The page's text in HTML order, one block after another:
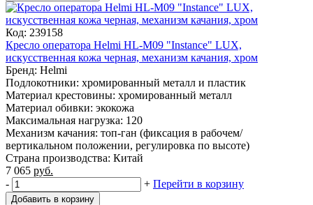
Код: 239158
Кресло оператора Helmi HL-M09 "Instance" LUX,
искусственная кожа черная, механизм качания, хром
Бренд: Helmi
Подлокотники: хромированный металл и пластик
Материал крестовины: хромированный металл
Материал обивки: экокожа
Максимальная нагрузка: 120
Механизм качания: топ-ган (фиксация в рабочем/
вертикальном положении, регулировка по высоте)
Страна производства: Китай
7 065 руб.
-
+ Перейти в корзину
Добавить в корзину